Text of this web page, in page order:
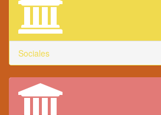
Sociales